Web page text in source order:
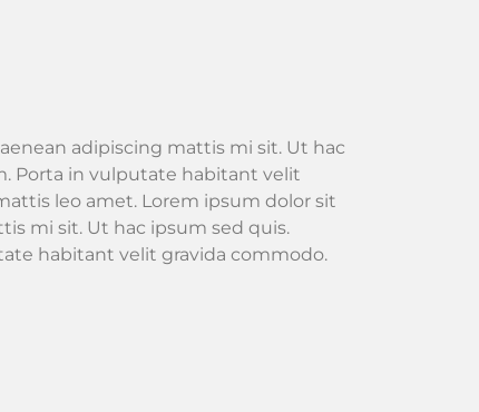
adipiscing mattis mi sit. Ut hac
Porta in vulputate habitant velit
leo amet. Lorem ipsum dolor sit
mi sit. Ut hac ipsum sed quis.
habitant velit gravida commodo.